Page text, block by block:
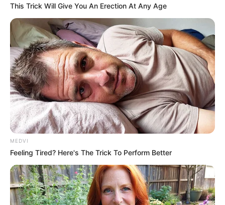
This Trick Will Give You An Erection At Any Age
MEDVI
Feeling Tired? Here's The Trick To Perform Better